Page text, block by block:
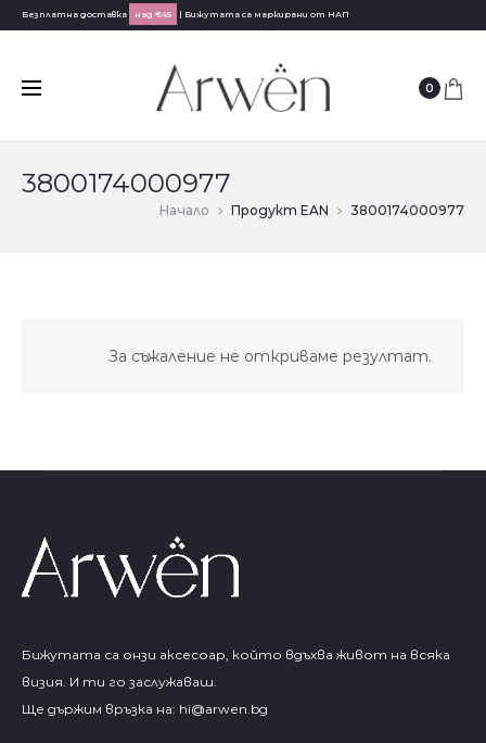
Безплатна доставка над €45 | Бижутата са маркирани от НАП
0
3800174000977
Начало Продукт EAN 3800174000977
За съжаление не откриваме резултат.
Бижутата са онзи аксесоар, който вдъхва живот на всяка
визия. И ти го заслужаваш.
Ще държим връзка на: hi@arwen.bg